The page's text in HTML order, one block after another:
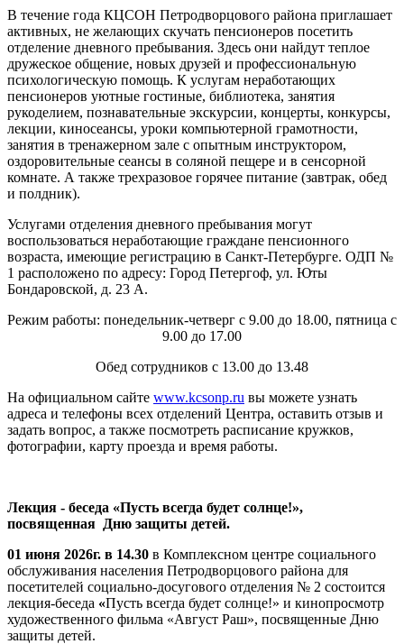
В течение года КЦСОН Петродворцового района приглашает
активных, не желающих скучать пенсионеров посетить
отделение дневного пребывания. Здесь они найдут теплое
дружеское общение, новых друзей и профессиональную
психологическую помощь. К услугам неработающих
пенсионеров уютные гостиные, библиотека, занятия
рукоделием, познавательные экскурсии, концерты, конкурсы,
лекции, киносеансы, уроки компьютерной грамотности,
занятия в тренажерном зале с опытным инструктором,
оздоровительные сеансы в соляной пещере и в сенсорной
комнате. А также трехразовое горячее питание (завтрак, обед
и полдник).
Услугами отделения дневного пребывания могут
воспользоваться неработающие граждане пенсионного
возраста, имеющие регистрацию в Санкт-Петербурге. ОДП №
1 расположено по адресу: Город Петергоф, ул. Юты
Бондаровской, д. 23 А.
Режим работы: понедельник-четверг с 9.00 до 18.00, пятница с
9.00 до 17.00
Обед сотрудников с 13.00 до 13.48
На официальном сайте www.kcsonp.ru вы можете узнать
адреса и телефоны всех отделений Центра, оставить отзыв и
задать вопрос, а также посмотреть расписание кружков,
фотографии, карту проезда и время работы.
Лекция - беседа «Пусть всегда будет солнце!»,
посвященная Дню защиты детей.
01 июня 2026г. в 14.30 в Комплексном центре социального
обслуживания населения Петродворцового района для
посетителей социально-досугового отделения № 2 состоится
лекция-беседа «Пусть всегда будет солнце!» и кинопросмотр
художественного фильма «Август Раш», посвященные Дню
защиты детей.